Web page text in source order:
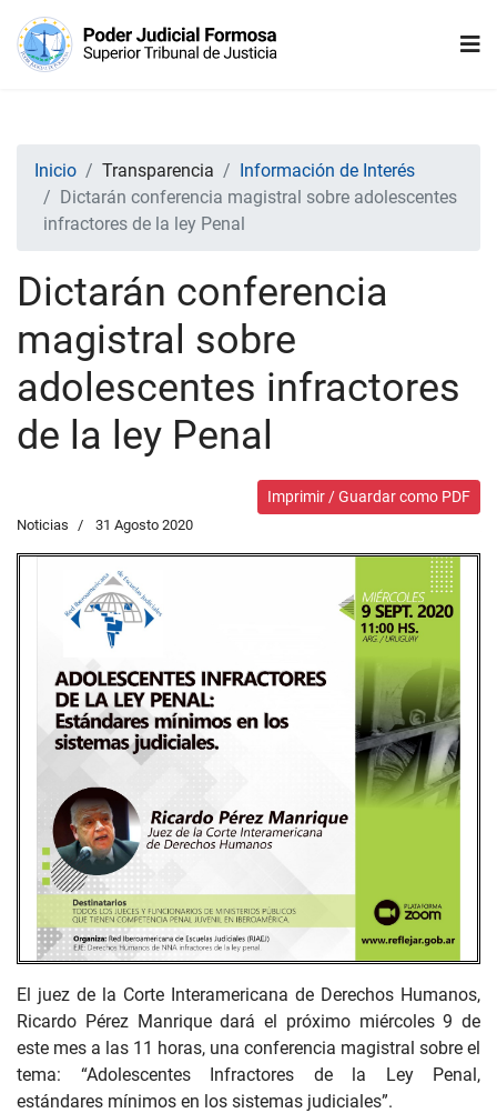
Inicio Transparencia
Información de Interés
Dictarán conferencia magistral sobre adolescentes
infractores de la ley Penal
Dictarán conferencia
magistral sobre
adolescentes infractores
de la ley Penal
Imprimir / Guardar como PDF
Noticias 31 Agosto 2020
El juez de la Corte Interamericana de Derechos Humanos,
Ricardo Pérez Manrique dará el próximo miércoles 9 de
este mes a las 11 horas, una conferencia magistral sobre el
tema: “Adolescentes Infractores de la Ley Penal,
estándares mínimos en los sistemas judiciales”.